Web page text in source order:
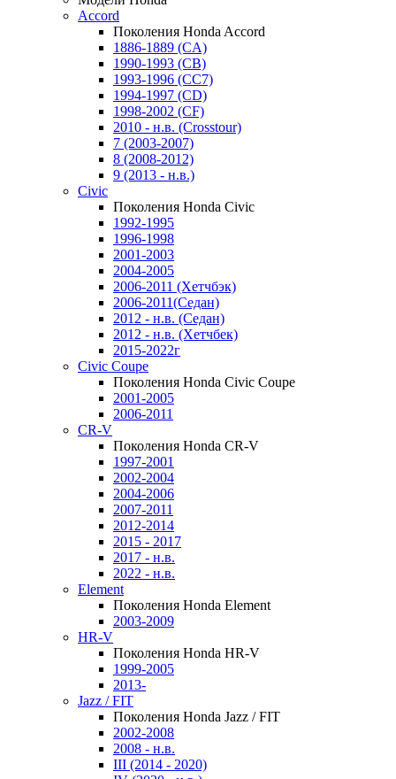
Accord
Поколения Honda Accord
1886-1889 (CA)
1990-1993 (CB)
1993-1996 (CC7)
1994-1997 (CD)
1998-2002 (CF)
2010 - н.в. (Crosstour)
7 (2003-2007)
8 (2008-2012)
9 (2013 - н.в.)
Civic
Поколения Honda Civic
1992-1995
1996-1998
2001-2003
2004-2005
2006-2011 (Хетчбэк)
2006-2011(Седан)
2012 - н.в. (Седан)
2012 - н.в. (Хетчбек)
2015-2022г
Civic Coupe
Поколения Honda Civic Coupe
2001-2005
2006-2011
CR-V
Поколения Honda CR-V
1997-2001
2002-2004
2004-2006
2007-2011
2012-2014
2015 - 2017
2017 - н.в.
2022 - н.в.
Element
Поколения Honda Element
2003-2009
HR-V
Поколения Honda HR-V
1999-2005
2013-
Jazz / FIT
Поколения Honda Jazz / FIT
2002-2008
2008 - н.в.
III (2014 - 2020)